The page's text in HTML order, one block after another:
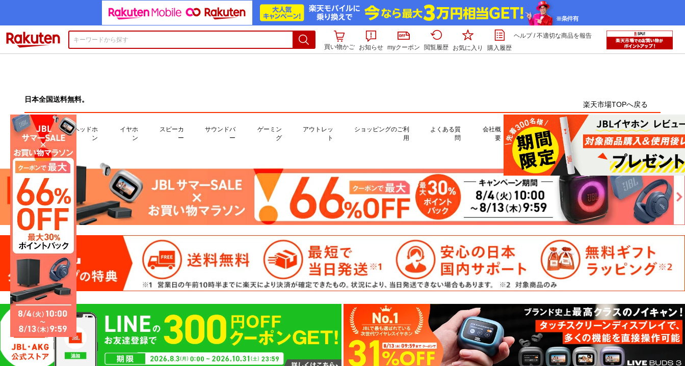
買い物かご
お知らせ myクーポン 閲覧履歴 お気に入り 購入履歴
ヘルプ/不適切な商品を報告
日本全国送料無料。
楽天市場TOPへ戻る
ヘッドホ
ン
イヤホ
ン
スピーカ
ー
サウンドバ
ー
ゲーミン
グ
アウトレッ
ト
ショッピングのご利
用
よくある質
問
会社概
要